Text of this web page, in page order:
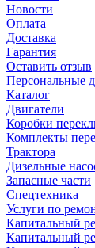
Новости
Оплата
Доставка
Гарантия
Оставить отзыв
Персональные
Каталог
Двигатели
Коробки
Комплекты
Трактора
Дизельные
Запасные части
Спецтехника
Услуги по
Капитальный
Капитальный